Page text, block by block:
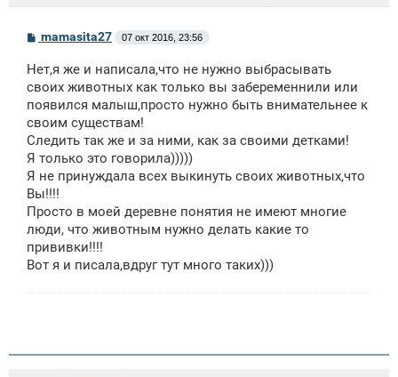
С
б
щ
н
и
mamasita27 07 окт 2016, 23:56
Нет,я же и написала,что не нужно выбрасывать
своих животных как только вы забеременнили или
появился малыш,просто нужно быть внимательнее к
своим существам!
Следить так же и за ними, как за своими детками!
Я только это говорила)))))
Я не принуждала всех выкинуть своих животных,что
Вы!!!!
Просто в моей деревне понятия не имеют многие
люди, что животным нужно делать какие то
прививки!!!!
Вот я и писала,вдруг тут много таких)))